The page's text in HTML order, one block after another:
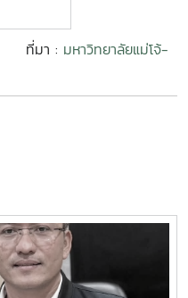
ที่มา : มหาวิทยาลัยแม่โจ้-